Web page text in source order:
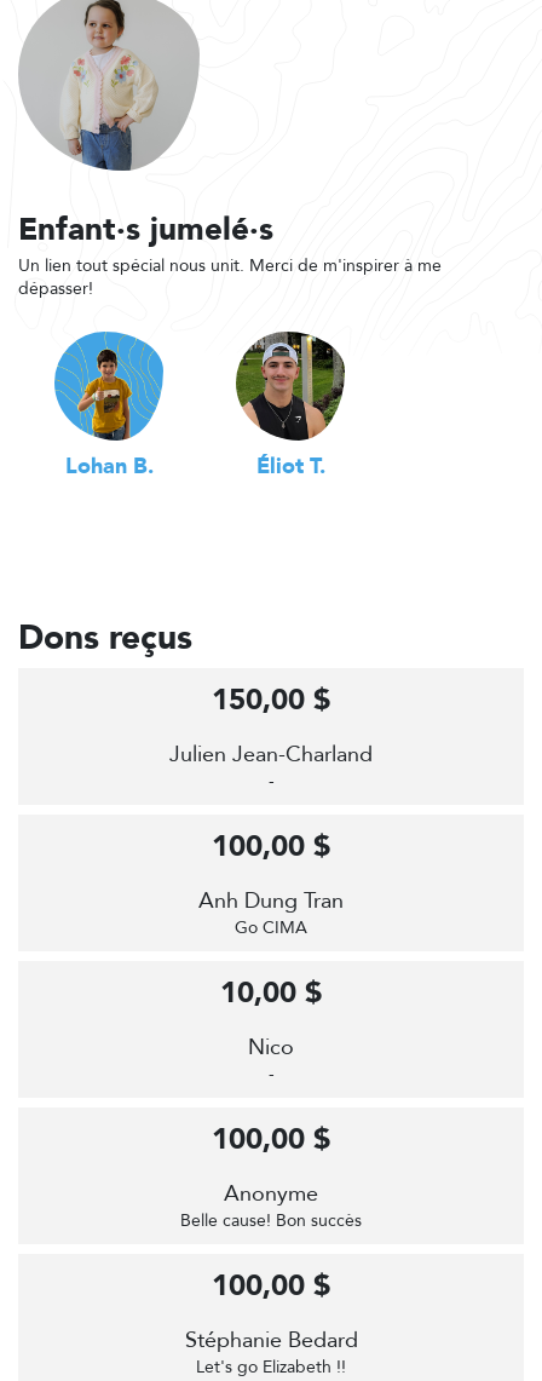
Enfant·s jumelé·s
Un lien tout spécial nous unit. Merci de m'inspirer à me
dépasser!
Lohan B. Éliot T.
Dons reçus
Julien Jean-Charland
-
150,00 $
Anh Dung Tran
Go CIMA
100,00 $
Nico
-
10,00 $
Anonyme
Belle cause! Bon succès
100,00 $
Stéphanie Bedard
Let's go Elizabeth !!
100,00 $